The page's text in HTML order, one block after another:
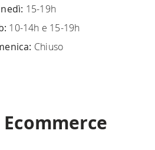
15-19h
10-14h e 15-19h
Chiuso